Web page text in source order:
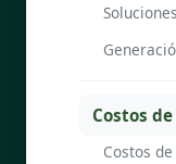
Costos
Costos